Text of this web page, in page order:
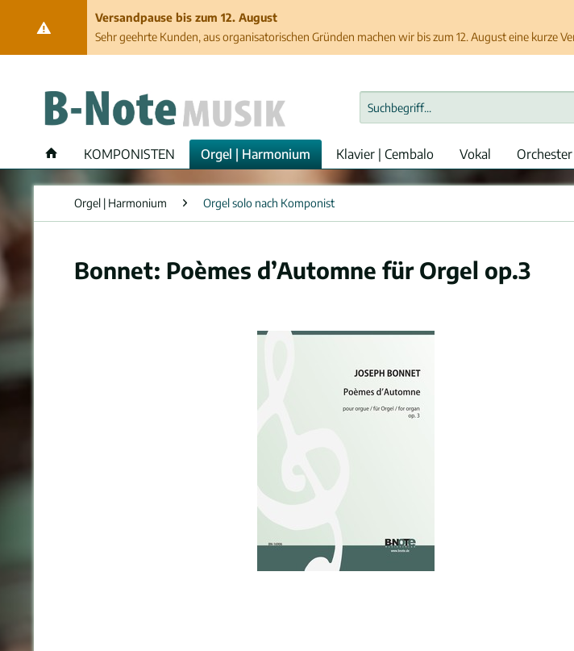
Versandpause bis zum 12. August
Sehr geehrte Kunden, aus organisatorischen Gründen machen wir bis zum 12. August eine kurze
KOMPONISTEN Orgel | Harmonium Klavier | Cembalo Vokal Orchester
Orgel | Harmonium Orgel solo nach Komponist
Bonnet: Poèmes d’Automne für Orgel op.3